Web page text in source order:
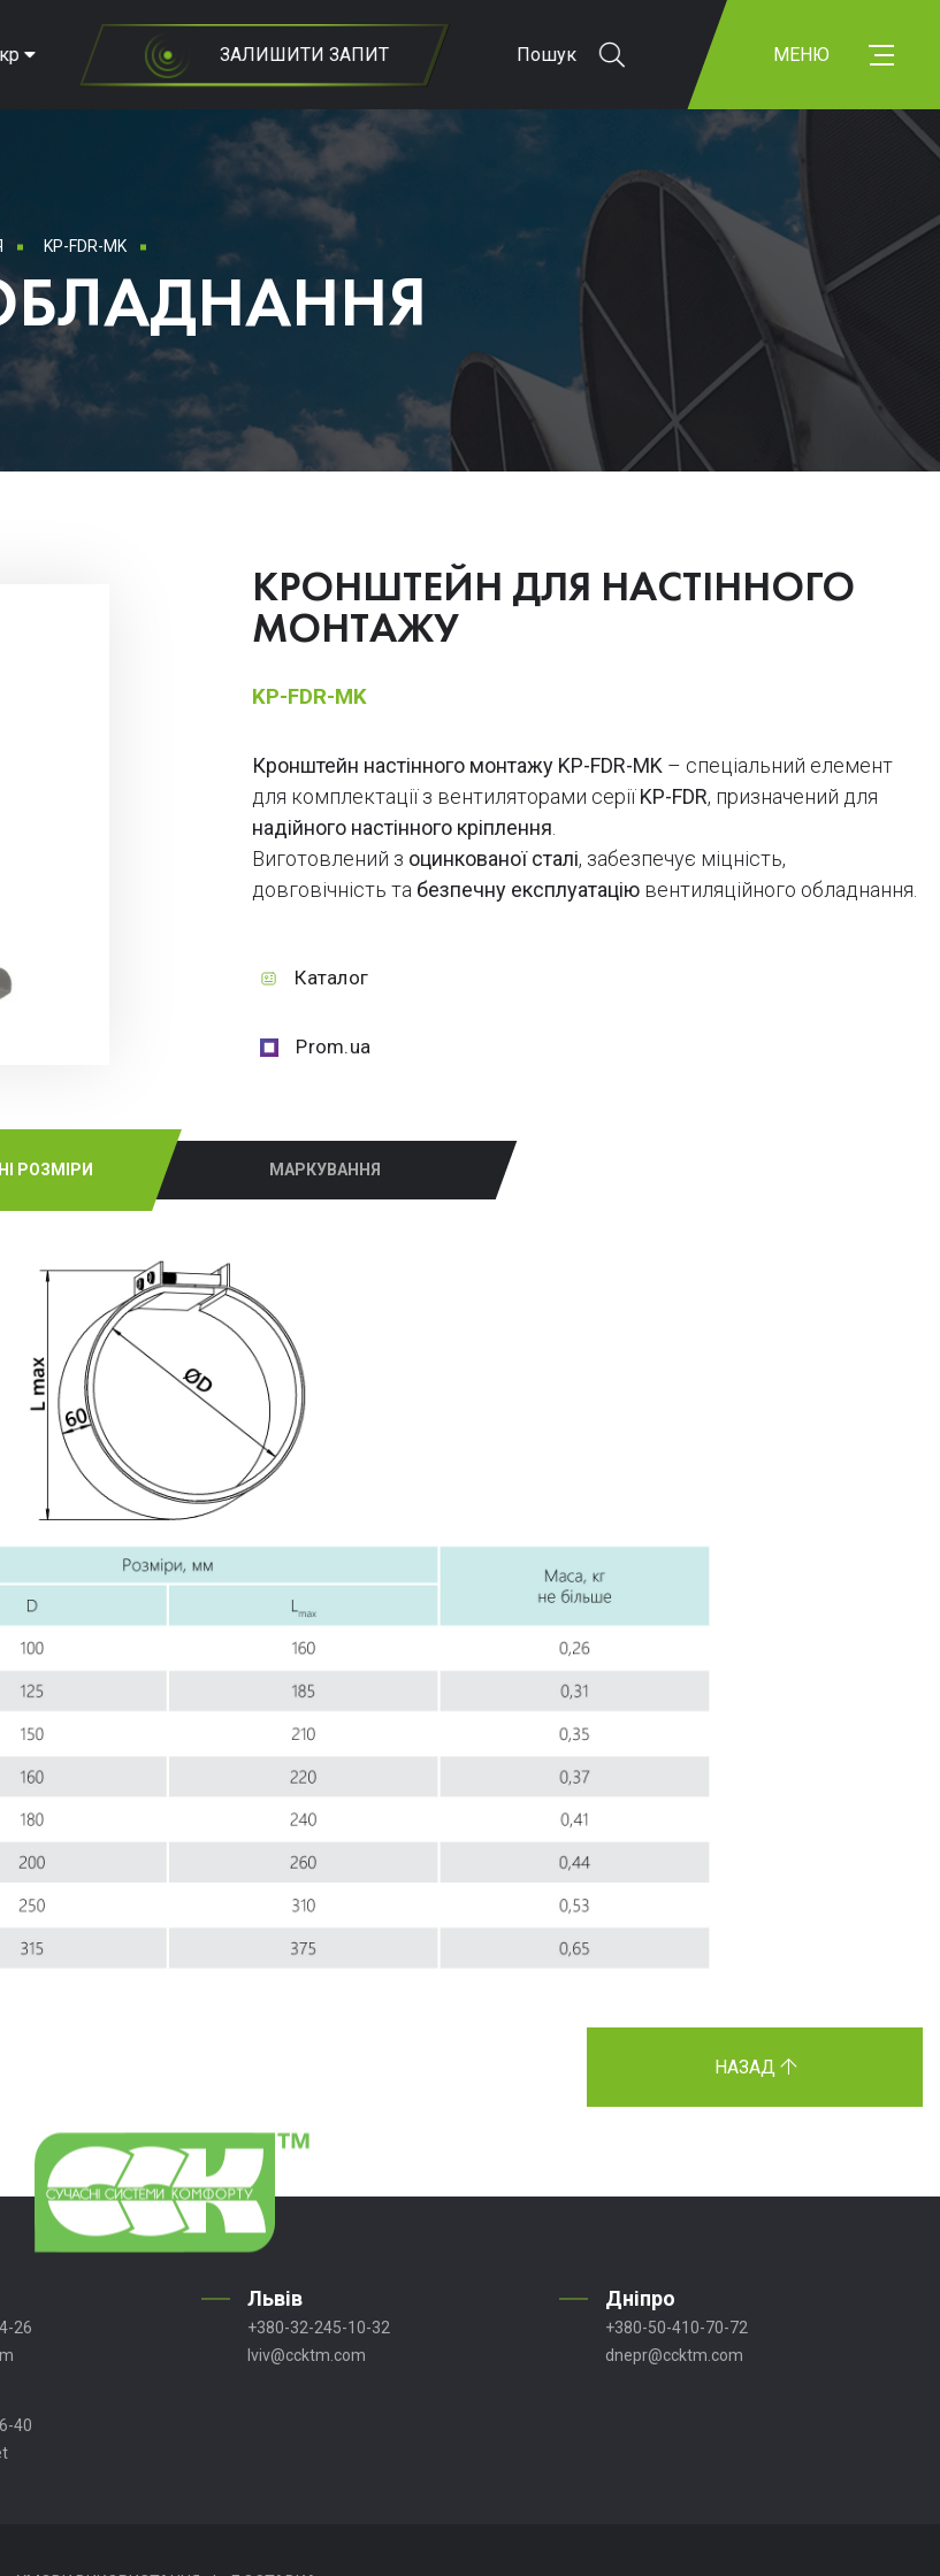
ЗАЛИШИТИ ЗАПИТ Пошук МЕНЮ
KP-FDR-MK
КРОНШТЕЙН ДЛЯ НАСТІННОГО
МОНТАЖУ
KP-FDR-MK
Кронштейн настінного монтажу KP-FDR-MK – спеціальний елемент
для комплектації з вентиляторами серіїKP-FDR, призначений для
надійного настінного кріплення
Виготовлений з оцинкованої сталі, забезпечує міцність,
довговічність та безпечну експлуатацію вентиляційного обладнання.
Каталог
Prom.ua
РОЗМІРИ МАРКУВАННЯ
НАЗАД
26
Львів
+380-32-245-10-32
lviv@ccktm.com
Дніпро
+380-50-410-70-72
dnepr@ccktm.com
40